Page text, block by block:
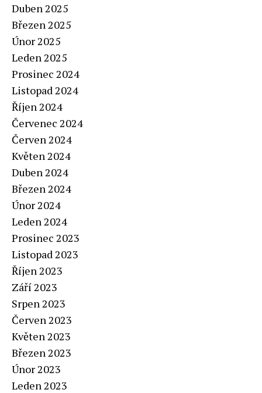
Duben 2025
Březen 2025
Únor 2025
Leden 2025
Prosinec 2024
Listopad 2024
Říjen 2024
Červenec 2024
Červen 2024
Květen 2024
Duben 2024
Březen 2024
Únor 2024
Leden 2024
Prosinec 2023
Listopad 2023
Říjen 2023
Září 2023
Srpen 2023
Červen 2023
Květen 2023
Březen 2023
Únor 2023
Leden 2023